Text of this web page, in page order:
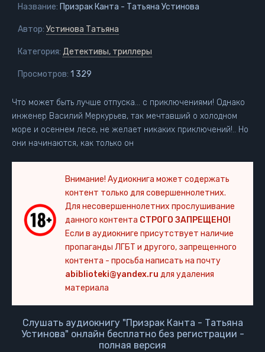
Название: Призрак Канта - Татьяна Устинова
Автор: Устинова Татьяна
Категория: Детективы, триллеры
Просмотров: 1 329
Что может быть лучше отпуска… с приключениями! Однако
инженер Василий Меркурьев, так мечтавший о холодном
море и осеннем лесе, не желает никаких приключений!.. Но
они начинаются, как только он
Внимание! Аудиокнига может содержать
контент только для совершеннолетних.
Для несовершеннолетних прослушивание
данного контента СТРОГО ЗАПРЕЩЕНО!
Если в аудиокниге присутствует наличие
пропаганды ЛГБТ и другого, запрещенного
контента - просьба написать на почту
abiblioteki@yandex.ru для удаления
материала
Слушать аудиокнигу "Призрак Канта - Татьяна
Устинова" онлайн бесплатно без регистрации -
полная версия